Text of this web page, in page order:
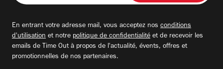
adresse
En entrant votre adresse mail, vous acceptez nos conditions
d'utilisation et notre politique de confidentialité et de recevoir les
emails de Time Out à propos de l'actualité, évents, offres et
promotionnelles de nos partenaires.